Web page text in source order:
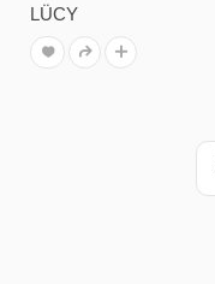
LÜCY